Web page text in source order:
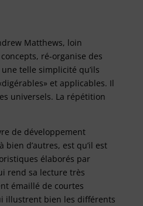
Matthews, loin
ré-organise des
telle simplicité qu’ils
et applicables. Il
universels. La répétition
de développement
d’autres, est qu’il est
élaborés par
rend sa lecture très
émaillé de courtes
illustrent bien les différents